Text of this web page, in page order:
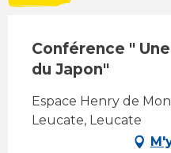
Conférence "
du Japon"
Espace Henry de
Leucate, Leucate